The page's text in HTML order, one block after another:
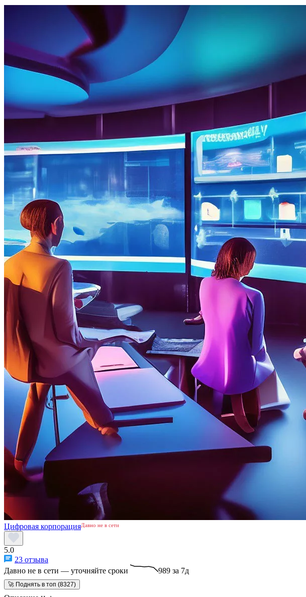
Цифровая корпорацияДавно не в сети
5.0
23 отзыва
Давно не в сети — уточняйте сроки
989 за 7д
🚀 Поднять в топ (8327)